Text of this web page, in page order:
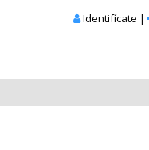
Identifícate |